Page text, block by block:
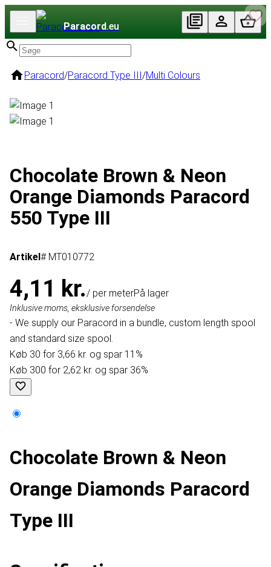
Paracord.eu
Paracord/Paracord Type III/Multi Colours
Chocolate Brown & Neon
Orange Diamonds Paracord
550 Type III
Artikel# MT010772
4,11 kr./ per meterPå lager
Inklusive moms, eksklusive forsendelse
- We supply our Paracord in a bundle, custom length spool
and standard size spool.
Køb 30 for 3,66 kr. og spar 11%
Køb 300 for 2,62 kr. og spar 36%
Chocolate Brown & Neon
Orange Diamonds Paracord
Type III